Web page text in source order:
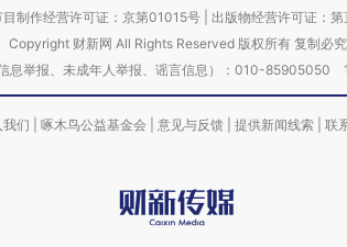
目制作经营许可证：京第01015号| 出版物经营许可证：
Copyright 财新网 All Rights Reserved 版权所有 复制必究
息举报、未成年人举报、谣言信息）：010-
我们 啄木鸟公益基金会 意见与反馈 提供新闻线索 联